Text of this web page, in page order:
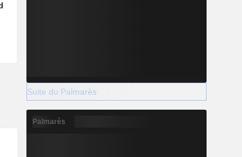
Suite du Palmarès
Palmarès